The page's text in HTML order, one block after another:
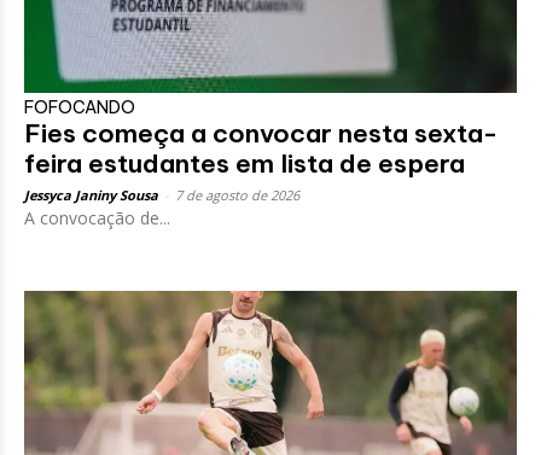
FOFOCANDO
Fies começa a convocar nesta sexta-
feira estudantes em lista de espera
Jessyca Janiny Sousa 7 de agosto de 2026
A convocação de...